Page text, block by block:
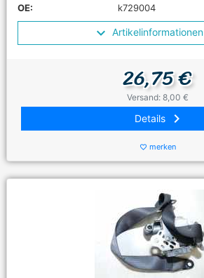
OE:
k729004
Artikelinformationen
26,75 €
Versand: 8,00 €
Details keyboard_arrow_right
favorite_border merken